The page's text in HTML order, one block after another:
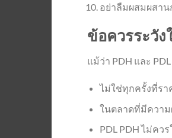
อย่าลืมผสมผสาน
ข้อควรระวัง
แม้ว่า PDH และ
ไม่ใช่ทุกครั้งที่รา
ในตลาดที่มีควา
PDL PDH ไม่คว